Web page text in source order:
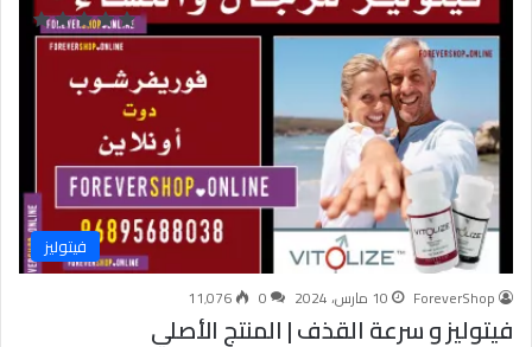
فيتوليز
ForeverShop 10 مارس، 2024 0 11٬076
فيتوليز و سرعة القذف | المنتج الأصلي